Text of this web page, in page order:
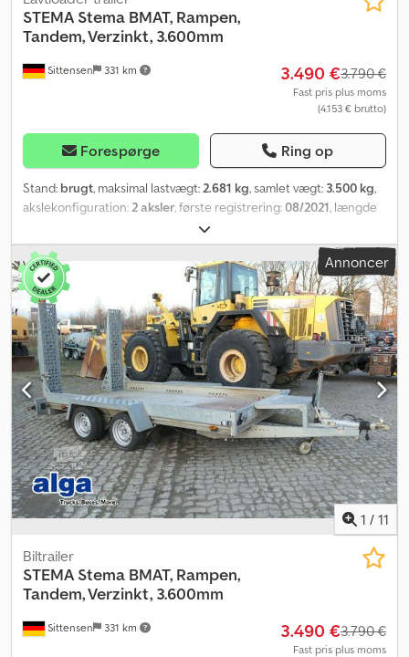
Sittensen 331 km
STEMA Stema BMAT, Rampen,
Tandem, Verzinkt, 3.600mm
3.490 €3.790 €
Fast pris plus moms
(4.153 € brutto)
Forespørge Ring op
Stand: brugt, maksimal lastvægt:2.681 kg, samlet vægt: 3.500 kg,
akslekonfiguration:2 aksler, første registrering:08/2021, længde
, læsningsbredde:
200 mm, samlet bredde:2.400 mm, total højde:2.100 mm,
Autotransportopbygning, varmgalvaniseret, V-trækstang,
skovlhylde, 20 cm høje svejsede sider, gangbare stålskærme, 4
surringsprofiler per side, gulv af alu-dørkplade, bagrampe,
"Stema/Knott" aksel(er), støddæmpere, heavy-duty støttehjul,
påløbsbremse, håndbremse, køretøjet kan være påsat eller
påtrykt reklame. Dodjy Nu Nlspfx Ankjck SI86465 Vores tilbud er
som udgangspunkt uden ny synsgodkendelse (TÜV). Hvis ny TÜV-
godkendelse ønskes, udarbejder vi gerne et tilbud fra vores
samarbejdsværksteder! Køretøjet kan være påsat eller påtrykt
reklame. Vores generelle leverings- og betalingsbetingelser
gælder. Vi udarbejder gerne et finansierings- eller leasingtilbud til
denne enhed. Kontakt os endelig!
Annoncer
1 / 11
Sittensen 331 km
Biltrailer
STEMA Stema BMAT, Rampen,
Tandem, Verzinkt, 3.600mm
3.490 €3.790 €
Fast pris plus moms